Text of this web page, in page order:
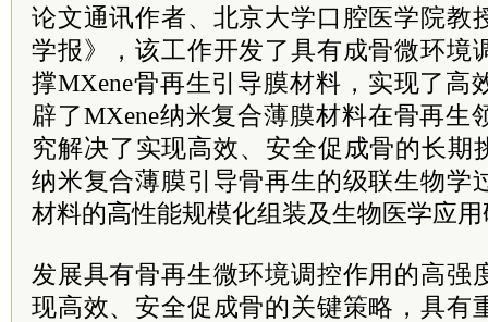
论文通讯作者、北京大学口腔医学院教
学报》，该工作开发了具有成骨微环境
撑MXene骨再生引导膜材料，实现了高
辟了MXene纳米复合薄膜材料在骨再生
究解决了实现高效、安全促成骨的长期
纳米复合薄膜引导骨再生的级联生物学
材料的高性能规模化组装及生物医学应
发展具有骨再生微环境调控作用的高强
现高效、安全促成骨的关键策略，具有